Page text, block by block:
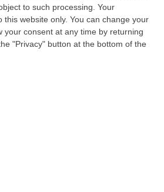
to such processing. Your
this website only. You can change your
your consent at any time by returning
"Privacy" button at the bottom of the
pare che la madre fosse
di mestiere faceva il
storia iniziò il 28 ottobre
una rissa rusticana